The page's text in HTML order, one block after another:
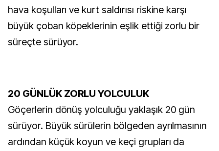
hava koşulları ve kurt saldırısı riskine karşı
büyük çoban köpeklerinin eşlik ettiği zorlu bir
süreçte sürüyor.
20 GÜNLÜK ZORLU YOLCULUK
Göçerlerin dönüş yolculuğu yaklaşık 20 gün
sürüyor. Büyük sürülerin bölgeden ayrılmasının
ardından küçük koyun ve keçi grupları da